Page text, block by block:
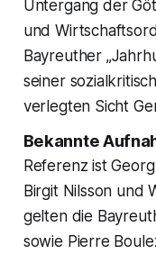
Untergang der
und
Bayreuther
seiner
verlegten Sicht
Bekannte
Referenz ist
Birgit Nilsson und
gelten die
sowie Pierre